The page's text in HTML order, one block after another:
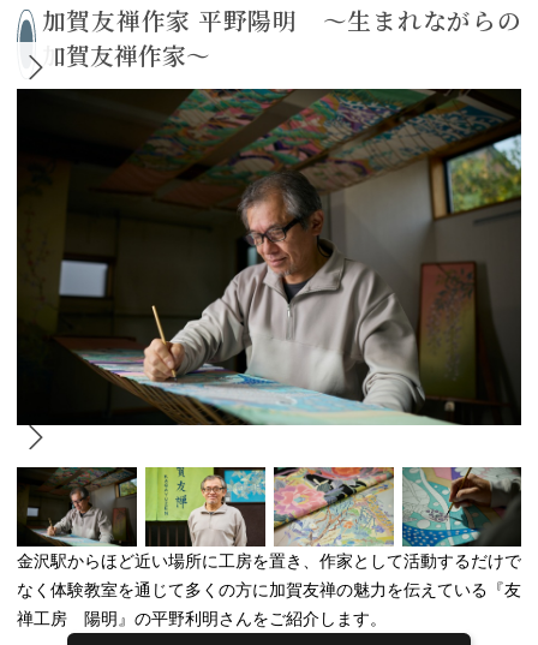
加賀友禅作家 平野陽明 ～生まれながらの
加賀友禅作家～
金沢駅からほど近い場所に工房を置き、作家として活動するだけで
なく体験教室を通じて多くの方に加賀友禅の魅力を伝えている『友
禅工房 陽明』の平野利明さんをご紹介します。